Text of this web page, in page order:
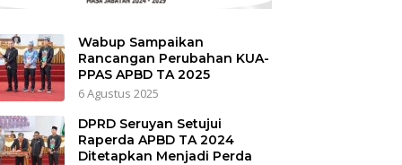
Wabup Sampaikan
Rancangan Perubahan KUA-
PPAS APBD TA 2025
6 Agustus 2025
DPRD Seruyan Setujui
Raperda APBD TA 2024
Ditetapkan Menjadi Perda